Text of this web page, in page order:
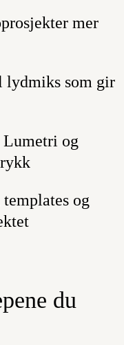
mer
lydmiks som gir
Lumetri og
og
du